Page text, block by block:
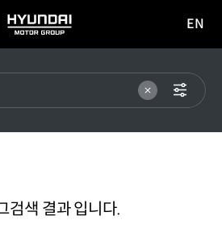
HYUNDAI
MOTOR
이동
EN
검색 결과 입니다.